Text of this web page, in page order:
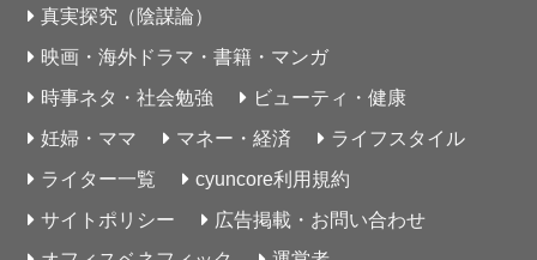
真実探究（陰謀論）
映画・海外ドラマ・書籍・マンガ
時事ネタ・社会勉強
ビューティ・健康
妊婦・ママ
マネー・経済
ライフスタイル
ライター一覧
cyuncore利用規約
サイトポリシー
広告掲載・お問い合わせ